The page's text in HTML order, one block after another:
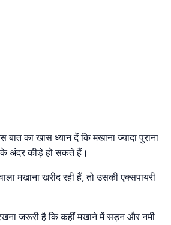
बात का खास ध्यान दें कि मखाना ज्यादा पुराना
के अंदर कीड़े हो सकते हैं।
मखाना खरीद रही हैं, तो उसकी एक्सपायरी
जरूरी है कि कहीं मखाने में सड़न और नमी